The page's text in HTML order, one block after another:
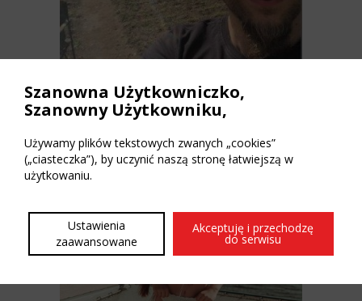
PanDemonic
Szanowna Użytkowniczko,
Szanowny Użytkowniku,
Używamy plików tekstowych zwanych „cookies”
(„ciasteczka”), by uczynić naszą stronę łatwiejszą w
użytkowaniu.
Ustawienia
zaawansowane
Akceptuję i przechodzę
do serwisu